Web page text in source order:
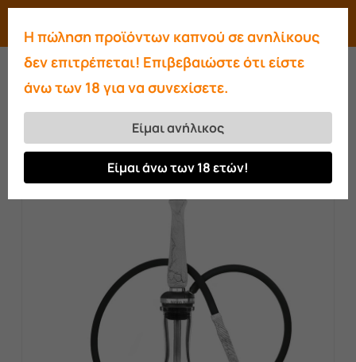
Skip
main
content
searchaccount
Αρχική σελίδα Ναργιλέδες
MavericK
Maverick Hookah 2.0 Zeus White
Close
Η πώληση προϊόντων καπνού σε ανηλίκους
δεν επιτρέπεται! Επιβεβαιώστε ότι είστε
άνω των 18 για να συνεχίσετε.
Είμαι ανήλικος
Είμαι άνω των 18 ετών!